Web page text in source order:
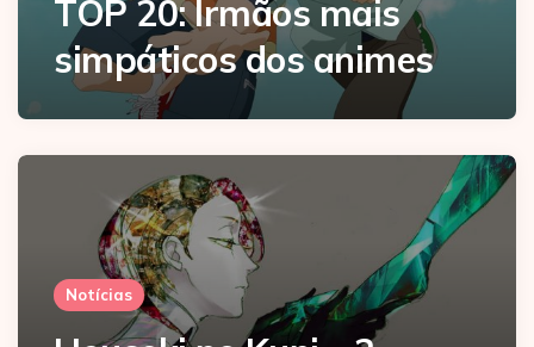
TOP 20: Irmãos mais
simpáticos dos animes
Notícias